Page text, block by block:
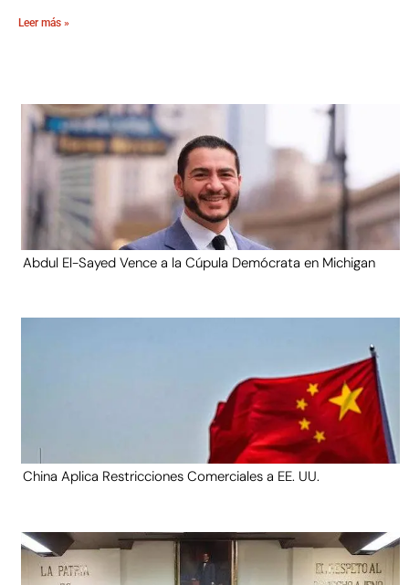
Leer más »
Abdul El-Sayed Vence a la Cúpula Demócrata en Michigan
China Aplica Restricciones Comerciales a EE. UU.